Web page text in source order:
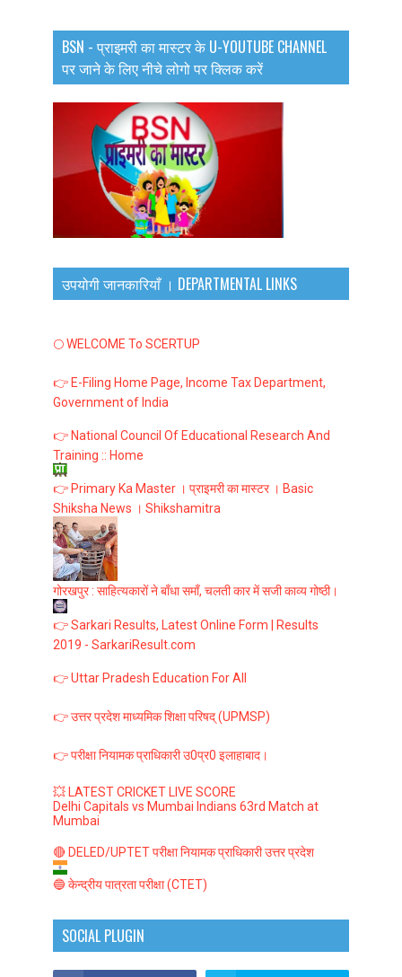
BSN - प्राइमरी का मास्टर के U-YOUTUBE CHANNEL
पर जाने के लिए नीचे लोगो पर क्लिक करें
उपयोगी जानकारियाँ । DEPARTMENTAL LINKS
🌕 WELCOME To SCERTUP
👉 E-Filing Home Page, Income Tax Department,
Government of India
👉 National Council Of Educational Research And
Training :: Home
👉 Primary Ka Master । प्राइमरी का मास्टर । Basic
Shiksha News । Shikshamitra
गोरखपुर : साहित्यकारों ने बाँधा समाँ, चलती कार में सजी काव्य गोष्ठी।
👉 Sarkari Results, Latest Online Form | Results
2019 - SarkariResult.com
👉 Uttar Pradesh Education For All
👉 उत्तर प्रदेश माध्यमिक शिक्षा परिषद् (UPMSP)
👉 परीक्षा नियामक प्राधिकारी उ0प्र0 इलाहाबाद।
💥 LATEST CRICKET LIVE SCORE
Delhi Capitals vs Mumbai Indians 63rd Match at
Mumbai
🔴 DELED/UPTET परीक्षा नियामक प्राधिकारी उत्तर प्रदेश
🔵 केन्द्रीय पात्रता परीक्षा (CTET)
SOCIAL PLUGIN